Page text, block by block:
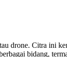
drone. Citra ini
bidang,